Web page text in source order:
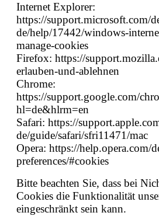
Internet Explorer:
https://support.microsoft.com/
de/help/17442/windows-
manage-cookies
Firefox: https://
erlauben-und-ablehnen
Chrome:
https://support.google.com/
hl=de&hlrm=en
Safari: https://
de/guide/safari/sfri11471/mac
Opera: https://help.opera.com/
preferences/#cookies
Bitte beachten Sie, dass bei
Cookies die Funktionalität
eingeschränkt sein kann.